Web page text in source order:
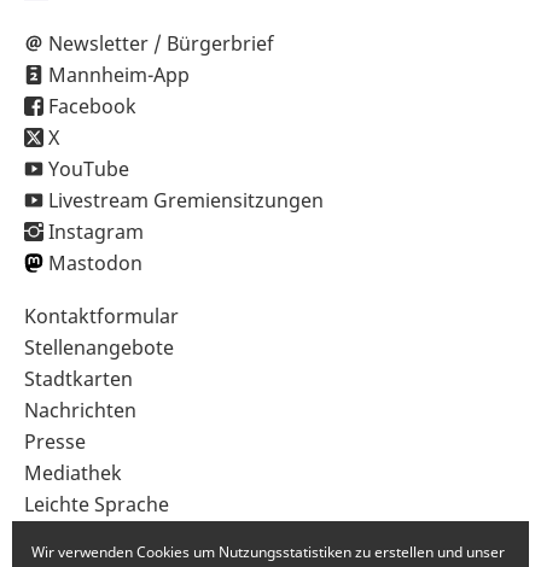
Newsletter / Bürgerbrief
Mannheim-App
Facebook
X
YouTube
Livestream Gremiensitzungen
Instagram
Mastodon
Sekundärnavigation
im
Fußbereich
Kontaktformular
Stellenangebote
Stadtkarten
Nachrichten
Presse
Mediathek
Leichte Sprache
Wir verwenden Cookies um Nutzungsstatistiken zu erstellen und unser